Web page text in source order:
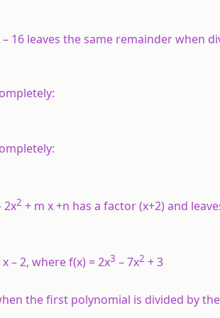
– 16 leaves the same remainder when
2x2 + m x +n has a factor (x+2) and
– 2, where f(x) = 2x3 – 7x2 + 3
the first polynomial is divided by